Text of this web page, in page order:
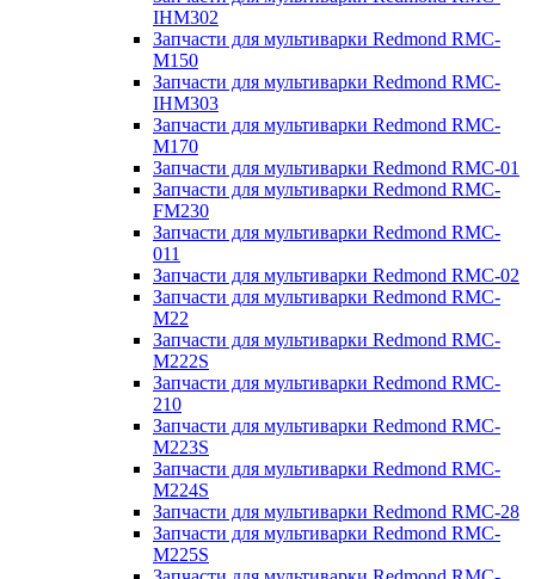
IHM302
Запчасти для мультиварки Redmond RMC-
M150
Запчасти для мультиварки Redmond RMC-
IHM303
Запчасти для мультиварки Redmond RMC-
M170
Запчасти для мультиварки Redmond RMC-01
Запчасти для мультиварки Redmond RMC-
FM230
Запчасти для мультиварки Redmond RMC-
011
Запчасти для мультиварки Redmond RMC-02
Запчасти для мультиварки Redmond RMC-
M22
Запчасти для мультиварки Redmond RMC-
M222S
Запчасти для мультиварки Redmond RMC-
210
Запчасти для мультиварки Redmond RMC-
M223S
Запчасти для мультиварки Redmond RMC-
M224S
Запчасти для мультиварки Redmond RMC-28
Запчасти для мультиварки Redmond RMC-
M225S